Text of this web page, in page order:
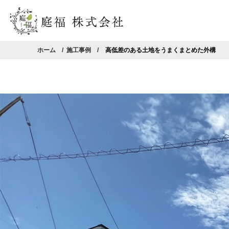
ホーム 施工事例 高低差のある土地をうまくまとめた外構